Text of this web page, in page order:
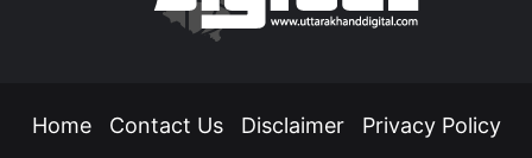
Home Contact Us Disclaimer Privacy Policy